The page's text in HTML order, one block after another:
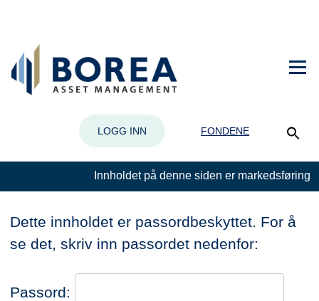
LOGG INN FONDENE
Innholdet på denne siden er markedsføring
Dette innholdet er passordbeskyttet. For å
se det, skriv inn passordet nedenfor:
Passord: